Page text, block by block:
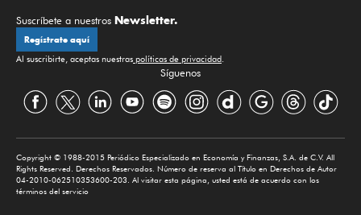
Suscríbete a nuestros Newsletter.
Regístrate aquí
Al suscribirte, aceptas nuestras políticas de privacidad.
Síguenos
Copyright © 1988-2015 Periódico Especializado en Economía y Finanzas, S.A. de C.V. All
Rights Reserved. Derechos Reservados. Número de reserva al Título en Derechos de Autor
04-2010-062510353600-203. Al visitar esta página, usted está de acuerdo con los
términos del servicio